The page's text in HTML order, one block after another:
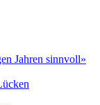
Jahren sinnvoll»